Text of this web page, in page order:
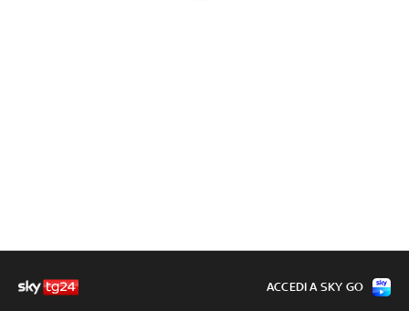
ACCEDI A SKY GO